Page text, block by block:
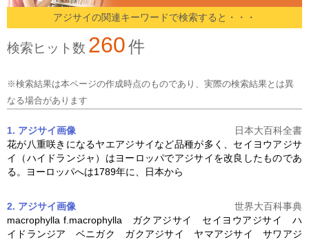
アジサイの関連キーワードで検索すると・・・
検索ヒット数 260件
※検索結果は本ページの作成時点のものであり、実際の検索結果とは異
なる場合があります
1. アジサイ画像
日本大百科全書
花が八重咲きになるヤエアジサイなど品種が多く、セイヨウアジサ
イ
（ハイドランジャ）はヨーロッパでアジサイを改良したものであ
る。ヨーロッパへは1789年に、日本から
2. アジサイ画像
世界大百科事典
macrophylla f.macrophylla ガク アジサイ セイヨウアジサイ
ハ
イドランジア ベニガク ガクアジサイ ヤマアジサイ サワ アジ